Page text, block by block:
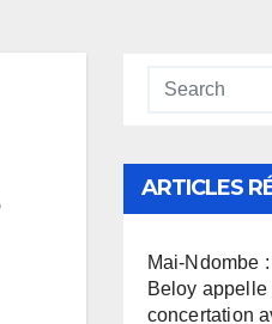
ARTICLES
Mai-Ndombe
Beloy
concertation